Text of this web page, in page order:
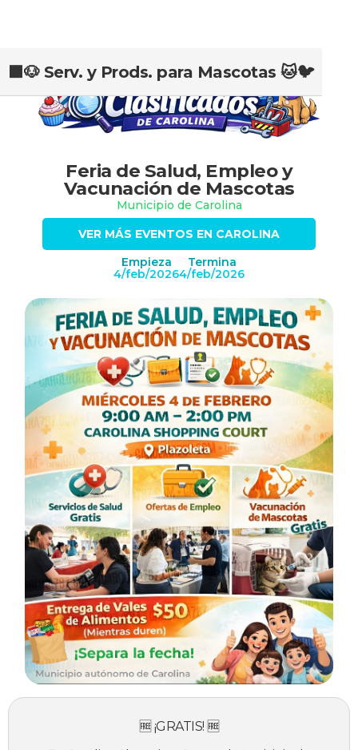
🟫🐶 Serv. y Prods. para Mascotas 🐱🐦
Feria de Salud, Empleo y
Vacunación de Mascotas
Municipio de Carolina
VER MÁS EVENTOS EN CAROLINA
Empieza
4/feb/2026
Termina
4/feb/2026
🆓 ¡GRATIS! 🆓